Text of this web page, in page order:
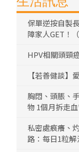
保單逆按自製
障家人GET！
HPV相關頭頸
【若善健談】
胸悶、頭脹、
物 1個月拆走
私密處痕癢、
路：每日1粒